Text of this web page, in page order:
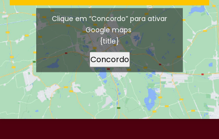
Clique em “Concordo” para ativar
Google maps
{title}
Concordo